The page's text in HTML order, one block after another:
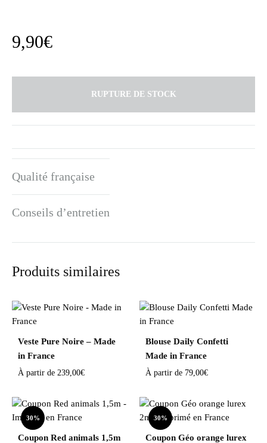
9,90€
RUPTURE DE STOCK
Qualité française
Conseils d’entretien
Produits similaires
Veste Pure Noire – Made
in France
À partir de 239,00€
Blouse Daily Confetti
Made in France
À partir de 79,00€
30%
Coupon Red animals 1,5m
30%
Coupon Géo orange lurex